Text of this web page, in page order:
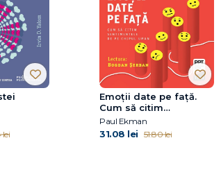
lei
Emoţii date pe faţă.
Cum să citim
sentimentele de pe
chipul uman
Paul Ekman
31.08 lei 51.80 lei